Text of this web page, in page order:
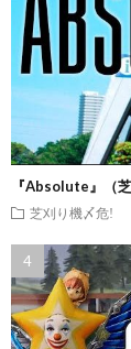
『Absolute』（
芝刈り機〆危!